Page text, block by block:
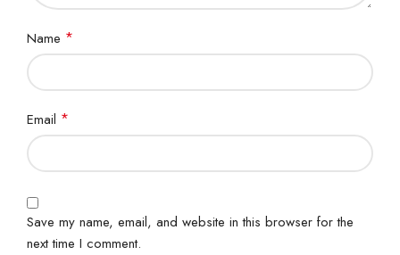
Name *
Email *
Save my name, email, and website in this browser for the
next time I comment.